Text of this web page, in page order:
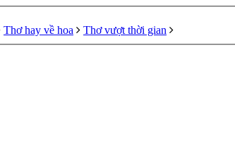
Thơ hay về hoa Thơ vượt thời gian